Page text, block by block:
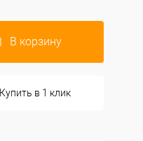
В корзину
Купить в 1 клик